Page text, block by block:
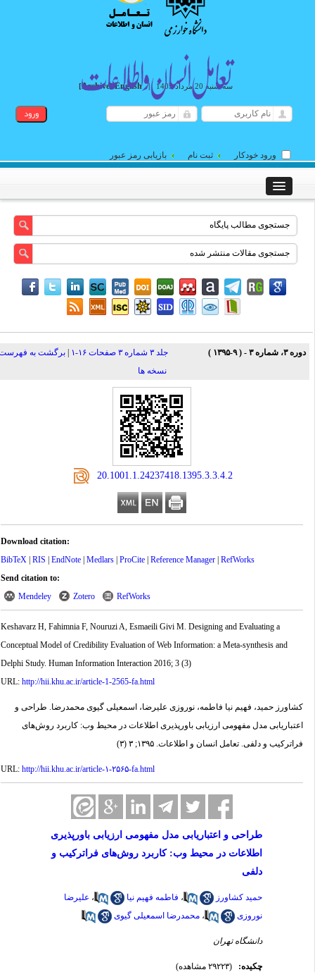
سه شنبه 20 مرداد 1405 |
English
[Archive]
ورود خودکار ثبت نام بازیابی رمز عبور
دوره ۳، شماره ۳ - ( ۹-۱۳۹۵ ) جلد ۳ شماره ۳ صفحات ۱۶-۱ |برگشت به فهرست
نسخه ها
‎ 20.1001.1.24237418.1395.3.3.4.2
Download citation:
BibTeX|RIS|EndNote|Medlars|ProCite|Reference Manager|RefWorks
Send citation to:
Mendeley
Zotero RefWorks
Keshavarz H, Fahimnia F, Nouruzi A, Esmaeili Givi M. Designing and Evaluating a
Conceptual Model of Credibility Evaluation of Web Information: a Meta-synthesis and
Delphi Study. Human Information Interaction 2016; 3 (3)
URL:http://hii.khu.ac.ir/article-1-2565-fa.html
کشاورز حمید، فهیم نیا فاطمه، نوروزی علیرضا، اسمعیلی گیوی محمدرضا. طراحی و
اعتباریابی مدل مفهومی ارزیابی باورپذیری اطلاعات در محیط وب: کاربرد روش‌های
فراترکیب و دلفی. تعامل انسان و اطلاعات. ۱۳۹۵; ۳ (۳)
URL:http://hii.khu.ac.ir/article-۱-۲۵۶۵-fa.html
طراحی و اعتباریابی مدل مفهومی ارزیابی باورپذیری
اطلاعات در محیط وب: کاربرد روش‌های فراترکیب و
دلفی
حمید کشاورز ، فاطمه فهیم نیا ، علیرضا
نوروزی
، محمدرضا اسمعیلی گیوی
دانشگاه تهران
چکیده: (۲۹۲۲۳ مشاهده)